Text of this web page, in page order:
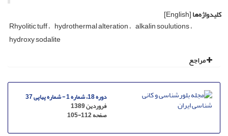
کلیدواژه‌ها[English]
Rhyolitic tuff hydrothermal alteration alkalin soulutions
hydroxy sodalite
مراجع
دوره 18، شماره 1 - شماره پیاپی 37
فروردین 1389
صفحه105-112